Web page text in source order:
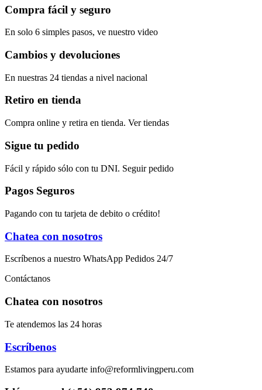
Compra fácil y seguro
En solo 6 simples pasos, ve nuestro video
Cambios y devoluciones
En nuestras 24 tiendas a nivel nacional
Retiro en tienda
Compra online y retira en tienda. Ver tiendas
Sigue tu pedido
Fácil y rápido sólo con tu DNI. Seguir pedido
Pagos Seguros
Pagando con tu tarjeta de debito o crédito!
Chatea con nosotros
Escríbenos a nuestro WhatsApp Pedidos 24/7
Contáctanos
Chatea con nosotros
Te atendemos las 24 horas
Escríbenos
Estamos para ayudarte info@reformlivingperu.com